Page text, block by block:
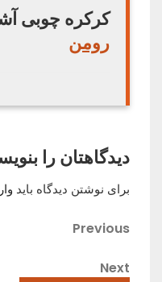
کرکره چوبی
رومن
دیدگاهتان را
برای نوشتن دیدگاه باید
راهبری
نوشته
Previous
Previous
Next
Next